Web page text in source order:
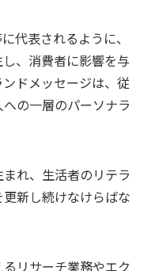
代表されるように、
、消費者に影響を与
ドメッセージは、従
の一層のパーソナラ
れ、生活者のリテラ
新し続けなけらばな
リサーチ業務やエク